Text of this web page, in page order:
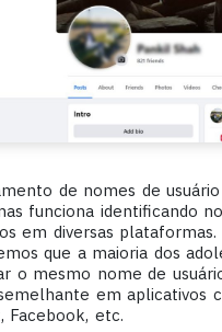
de nomes de
funciona identificando
em diversas plataformas.
que a maioria dos
o mesmo nome de
em aplicativos
Facebook, etc.